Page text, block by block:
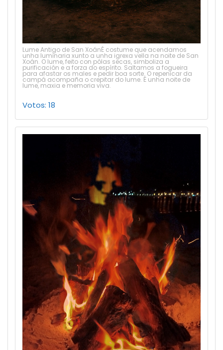
Lume Antigo de San XoánÉ costume que acendamos
unha luminaria xunto a unha igrexa vella na noite de San
Xoán. O lume, feito con pólas secas, simboliza a
purificación e a forza do espírito. Saltamos a fogueira
para afastar os males e pedir boa sorte. O repenicar da
campá acompaña o crepitar do lume. É unha noite de
lume, maxia e memoria viva.
Votos: 18